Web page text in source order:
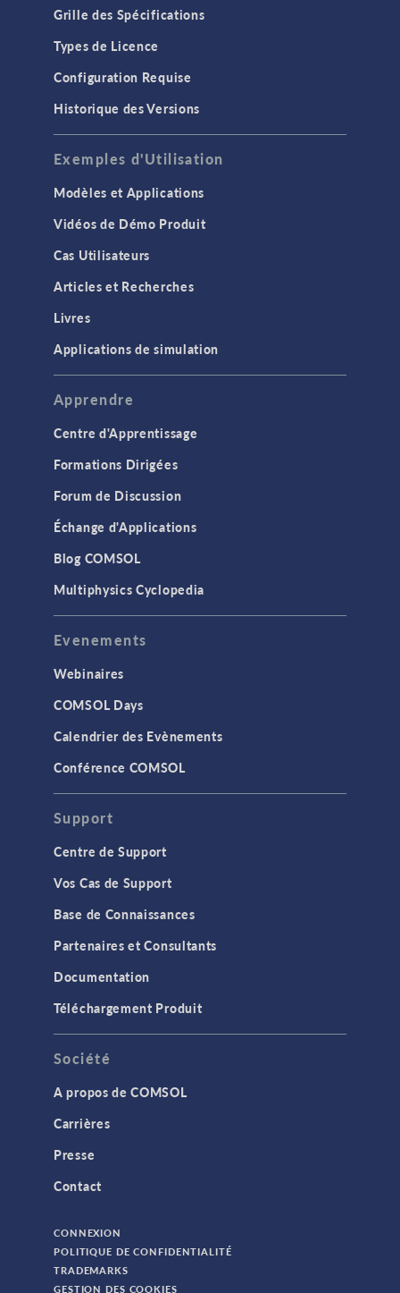
Grille des Spécifications
Types de Licence
Configuration Requise
Historique des Versions
Exemples d'Utilisation
Modèles et Applications
Vidéos de Démo Produit
Cas Utilisateurs
Articles et Recherches
Livres
Applications de simulation
Apprendre
Centre d'Apprentissage
Formations Dirigées
Forum de Discussion
Échange d'Applications
Blog COMSOL
Multiphysics Cyclopedia
Evenements
Webinaires
COMSOL Days
Calendrier des Evènements
Conférence COMSOL
Support
Centre de Support
Vos Cas de Support
Base de Connaissances
Partenaires et Consultants
Documentation
Téléchargement Produit
Société
A propos de COMSOL
Carrières
Presse
Contact
CONNEXION
POLITIQUE DE CONFIDENTIALITÉ
TRADEMARKS
GESTION DES COOKIES